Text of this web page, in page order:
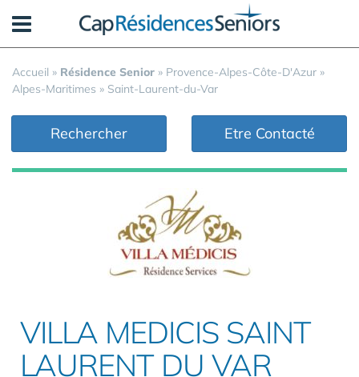
Accueil » Résidence Senior » Provence-Alpes-Côte-D'Azur »
Alpes-Maritimes » Saint-Laurent-du-Var
Rechercher Etre Contacté
VILLA MEDICIS SAINT
LAURENT DU VAR